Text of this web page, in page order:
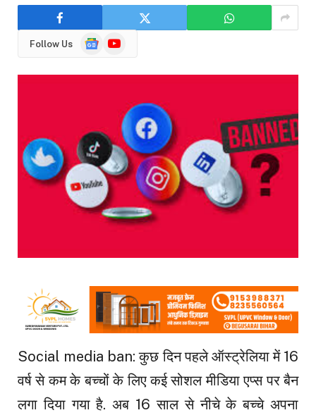
Follow Us
GoogleYouTube
Social media ban: कुछ दिन पहले ऑस्ट्रेलिया में 16
वर्ष से कम के बच्चों के लिए कई सोशल मीडिया एप्स पर बैन
लगा दिया गया है. अब 16 साल से नीचे के बच्चे अपना